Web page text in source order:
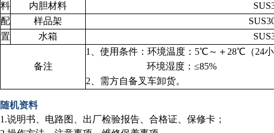
料
内胆材料
配
样品架
置
水箱
备注
1、使用条件：环境温度：5℃～＋28℃（24
环境湿度：≤85%
2、需方自备叉车卸货。
随机资料
1.说明书、电路图、出厂检验报告、合格证、保修卡；